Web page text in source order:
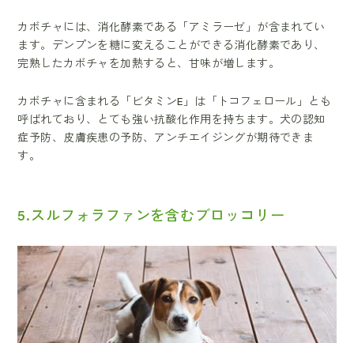
カボチャには、消化酵素である「アミラーゼ」が含まれてい
ます。デンプンを糖に変えることができる消化酵素であり、
完熟したカボチャを加熱すると、甘味が増します。
カボチャに含まれる「ビタミンE」は「トコフェロール」とも
呼ばれており、とても強い抗酸化作用を持ちます。犬の認知
症予防、皮膚疾患の予防、アンチエイジングが期待できま
す。
5.スルフォラファンを含むブロッコリー